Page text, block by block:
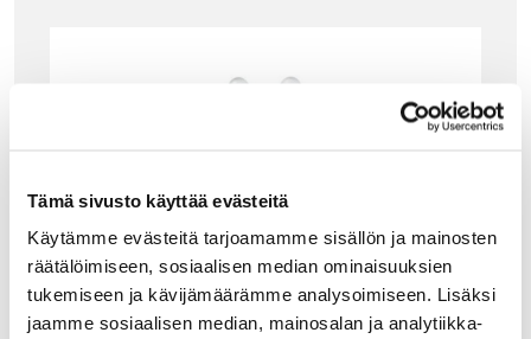
Tämä sivusto käyttää evästeitä
Käytämme evästeitä tarjoamamme sisällön ja mainosten
räätälöimiseen, sosiaalisen median ominaisuuksien
tukemiseen ja kävijämäärämme analysoimiseen. Lisäksi
jaamme sosiaalisen median, mainosalan ja analytiikka-